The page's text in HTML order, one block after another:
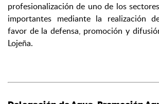
profesionalización de uno de los
importantes mediante la realización
favor de la defensa, promoción y
Lojeña.